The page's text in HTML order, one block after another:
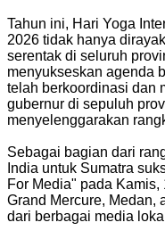
Tahun ini, Hari Yoga
2026 tidak hanya
serentak di seluruh
menyukseskan agenda
telah berkoordinasi dan
gubernur di sepuluh
menyelenggarakan
Sebagai bagian dari
India untuk Sumatra
For Media" pada
Grand Mercure, Medan,
dari berbagai media